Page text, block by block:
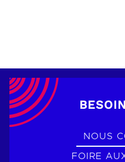
NOUS
FOIRE